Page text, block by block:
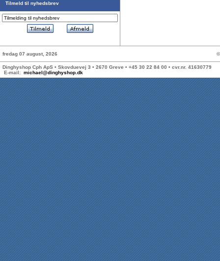
Tilmeld til nyhedsbrev
fredag 07 august, 2026
Dinghyshop Cph ApS • Skovduevej 3 • 2670 Greve • +45 30 22 84 00 • cvr.nr. 41630779
E-mail: michael@dinghyshop.dk